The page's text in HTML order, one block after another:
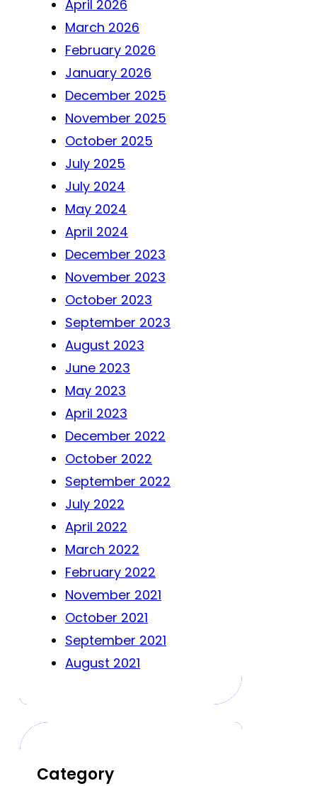
April 2026
March 2026
February 2026
January 2026
December 2025
November 2025
October 2025
July 2025
July 2024
May 2024
April 2024
December 2023
November 2023
October 2023
September 2023
August 2023
June 2023
May 2023
April 2023
December 2022
October 2022
September 2022
July 2022
April 2022
March 2022
February 2022
November 2021
October 2021
September 2021
August 2021
Category